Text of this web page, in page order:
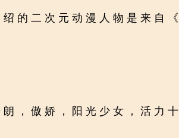
绍的二次元动漫人物是来自
朗，傲娇，阳光少女，活力